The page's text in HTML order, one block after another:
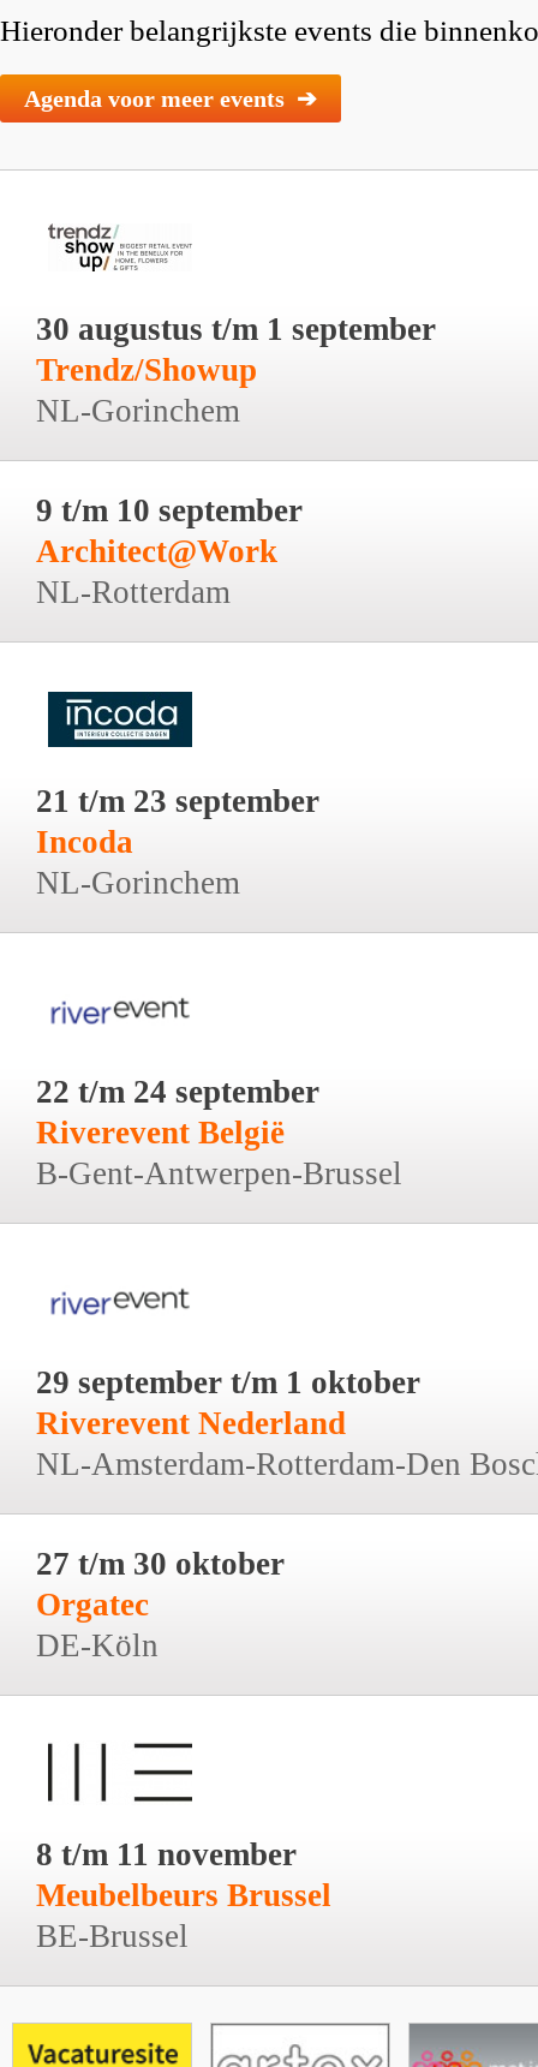
Hieronder belangrijkste events die
Agenda voor meer events ➔
30 augustus t/m 1 september
Trendz/Showup
NL-Gorinchem
9 t/m 10 september
Architect@Work
NL-Rotterdam
21 t/m 23 september
Incoda
NL-Gorinchem
22 t/m 24 september
Riverevent België
B-Gent-Antwerpen-Brussel
29 september t/m 1 oktober
Riverevent Nederland
NL-Amsterdam-Rotterdam-Den
27 t/m 30 oktober
Orgatec
DE-Köln
8 t/m 11 november
Meubelbeurs Brussel
BE-Brussel